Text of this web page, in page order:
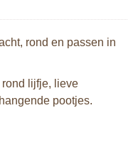
rond en passen in
rond lijfje, lieve
pootjes.